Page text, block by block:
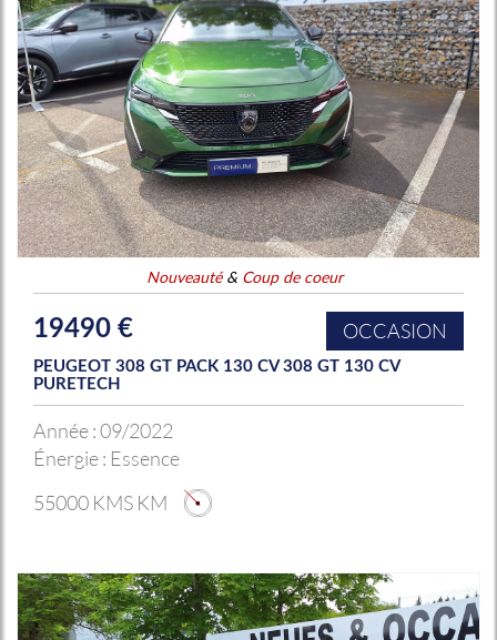
Nouveauté& Coup de coeur
19490 € OCCASION
PEUGEOT 308 GT PACK 130 CV 308 GT 130 CV
PURETECH
Année :09/2022
Énergie : Essence
55000 KMS KM